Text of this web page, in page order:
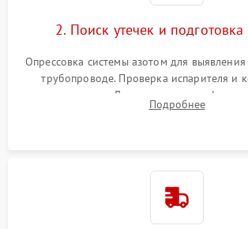
2. Поиск утечек и подготовка
Опрессовка системы азотом для
трубопроводе. Проверка испарителя и
течеискателем. Демонтаж старого
продувка капиллярной трубки для
Подробнее